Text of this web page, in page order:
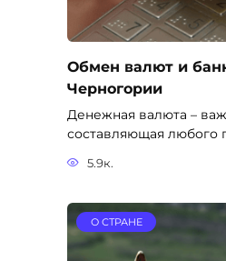
Обмен валют и
Черногории
Денежная валюта –
составляющая любого
5.9к.
О СТРАНЕ